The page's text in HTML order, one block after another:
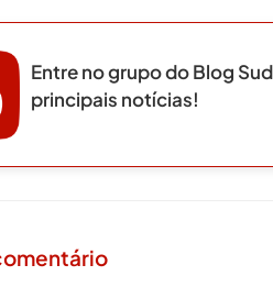
Entre no grupo do Blog
principais notícias!